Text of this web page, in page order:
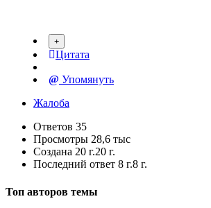
Цитата
Упомянуть
Жалоба
Ответов 35
Просмотры 28,6 тыс
Создана 20 г.20 г.
Последний ответ 8 г.8 г.
Топ авторов темы